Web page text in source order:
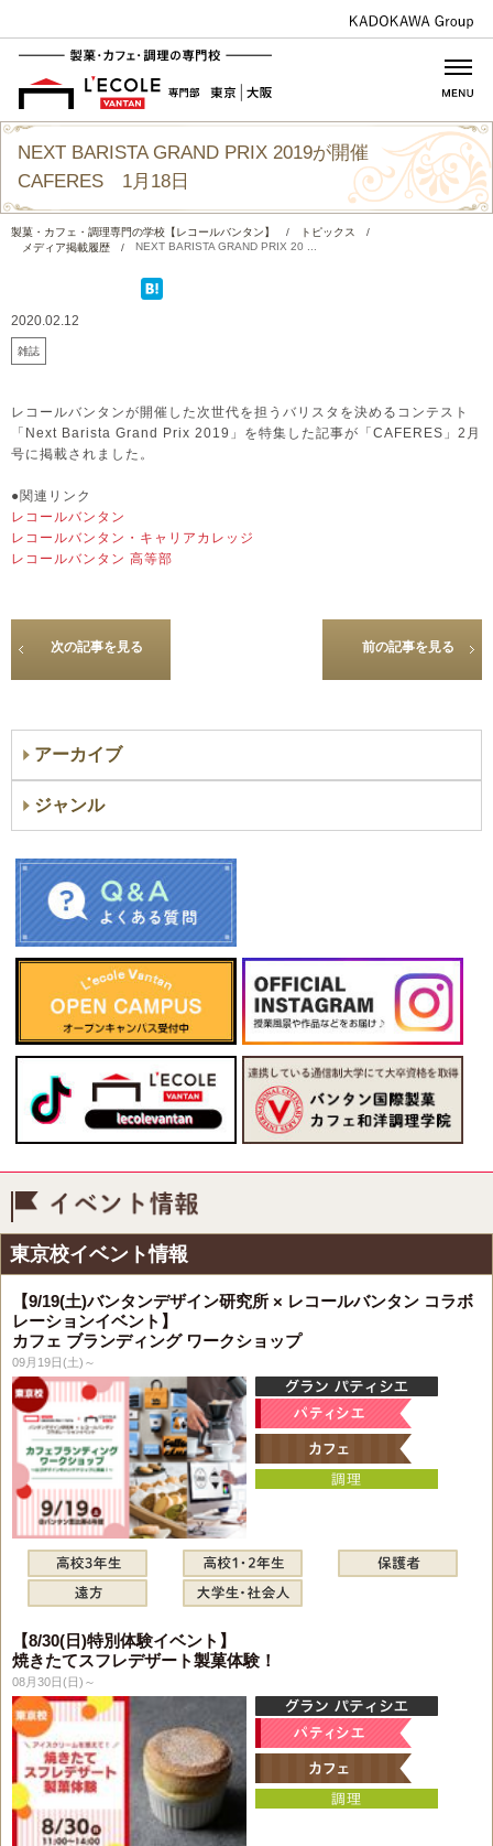
NEXT BARISTA GRAND PRIX 2019が開催
CAFERES 1月18日
製菓・カフェ・調理専門の学校【レコールバンタン】 / トピックス
/
メディア掲載履歴
/ NEXT BARISTA GRAND PRIX 20 ...
2020.02.12
雑誌
レコールバンタンが開催した次世代を担うバリスタを決めるコンテスト
「Next Barista Grand Prix 2019」を特集した記事が「CAFERES」2月
号に掲載されました。
●関連リンク
レコールバンタン
レコールバンタン・キャリアカレッジ
レコールバンタン 高等部
次の記事を見る 前の記事を見る
アーカイブ
ジャンル
東京校イベント情報
【9/19(土)バンタンデザイン研究所 × レコールバンタン コラボ
レーションイベント】
カフェ ブランディング ワークショップ
09月19日(土)～
【8/30(日)特別体験イベント】
焼きたてスフレデザート製菓体験！
08月30日(日)～